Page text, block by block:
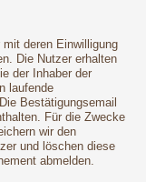
deren Einwilligung
Die Nutzer erhalten
der Inhaber der
laufende
Bestätigungsemail
Für die Zwecke
wir den
und löschen diese
abmelden.